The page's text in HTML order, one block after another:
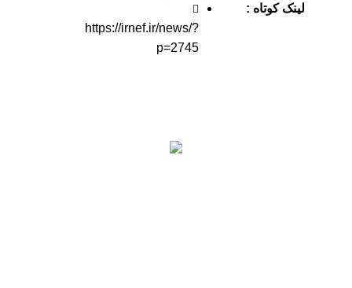
لینک کوتاه :
https://irnef.ir/news/?
p=2745